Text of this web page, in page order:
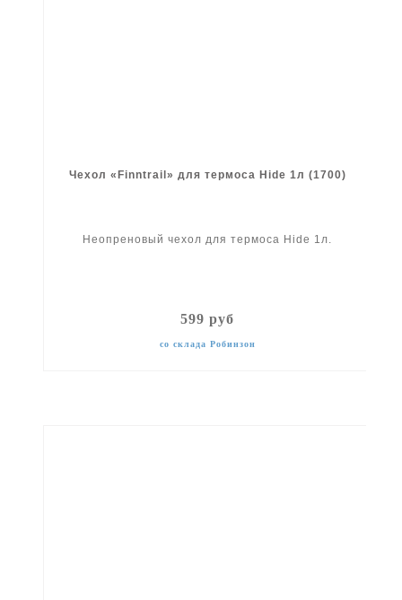
Чехол «Finntrail» для термоса Hide 1л (1700)
Неопреновый чехол для термоса Hide 1л.
599 руб
со склада Робинзон